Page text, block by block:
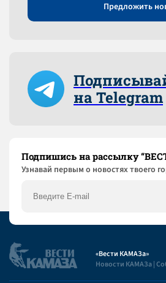
Предложить
на Telegram
Подпишись на рассылку
Узнaвай первым о новостях твоего
«Вести КАМАЗа»
Новости КАМАЗа |